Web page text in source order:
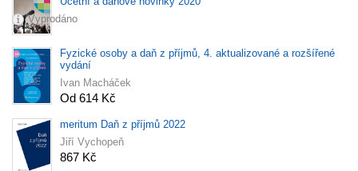
Vyprodáno
Fyzické osoby a daň z příjmů, 4. aktualizované a rozšířené
vydání
Ivan Macháček
Od 614 Kč
meritum Daň z příjmů 2022
Jiří Vychopeň
867 Kč